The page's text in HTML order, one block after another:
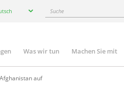
Suche
Was wir tun Machen Sie mit
auf